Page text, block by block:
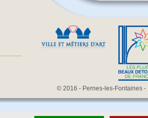
© 2016 - Pernes-les-Fontaines -